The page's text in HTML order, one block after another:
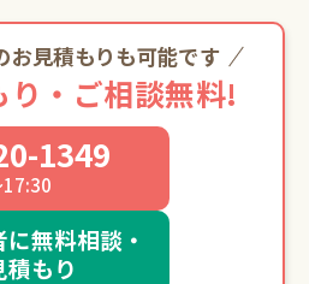
ず、これからも地域の皆
でまいります。
お見積もりも可能です
り・ご相談無料!
1349
無料相談・
もり